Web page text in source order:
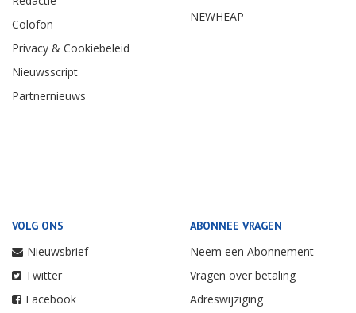
Colofon
Privacy & Cookiebeleid
Nieuwsscript
Partnernieuws
NEWHEAP
VOLG ONS
Nieuwsbrief
Twitter
Facebook
ABONNEE VRAGEN
Neem een Abonnement
Vragen over betaling
Adreswijziging